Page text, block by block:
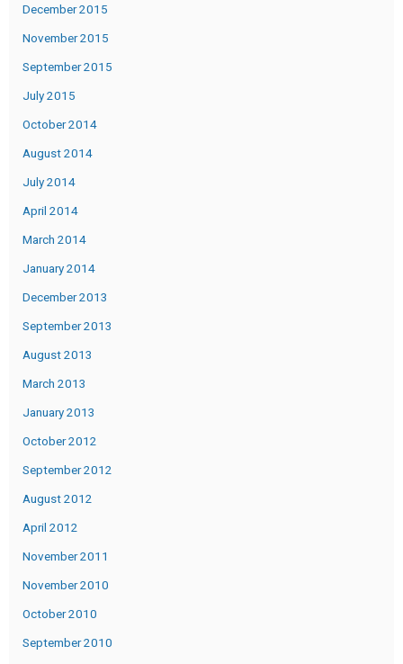
December 2015
November 2015
September 2015
July 2015
October 2014
August 2014
July 2014
April 2014
March 2014
January 2014
December 2013
September 2013
August 2013
March 2013
January 2013
October 2012
September 2012
August 2012
April 2012
November 2011
November 2010
October 2010
September 2010